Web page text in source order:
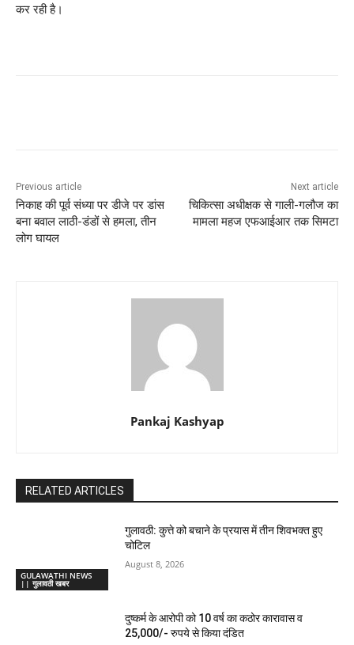
कर रही है।
Previous article
निकाह की पूर्व संध्या पर डीजे पर डांस
बना बवाल लाठी-डंडों से हमला, तीन
लोग घायल
Next article
चिकित्सा अधीक्षक से गाली-गलौज का
मामला महज एफआईआर तक सिमटा
Pankaj Kashyap
RELATED ARTICLES
GULAWATHI NEWS
|| गुलावठी खबर
गुलावठी: कुत्ते को बचाने के प्रयास में तीन शिवभक्त हुए
चोटिल
August 8, 2026
दुष्कर्म के आरोपी को 10 वर्ष का कठोर कारावास व
25,000/- रुपये से किया दंडित